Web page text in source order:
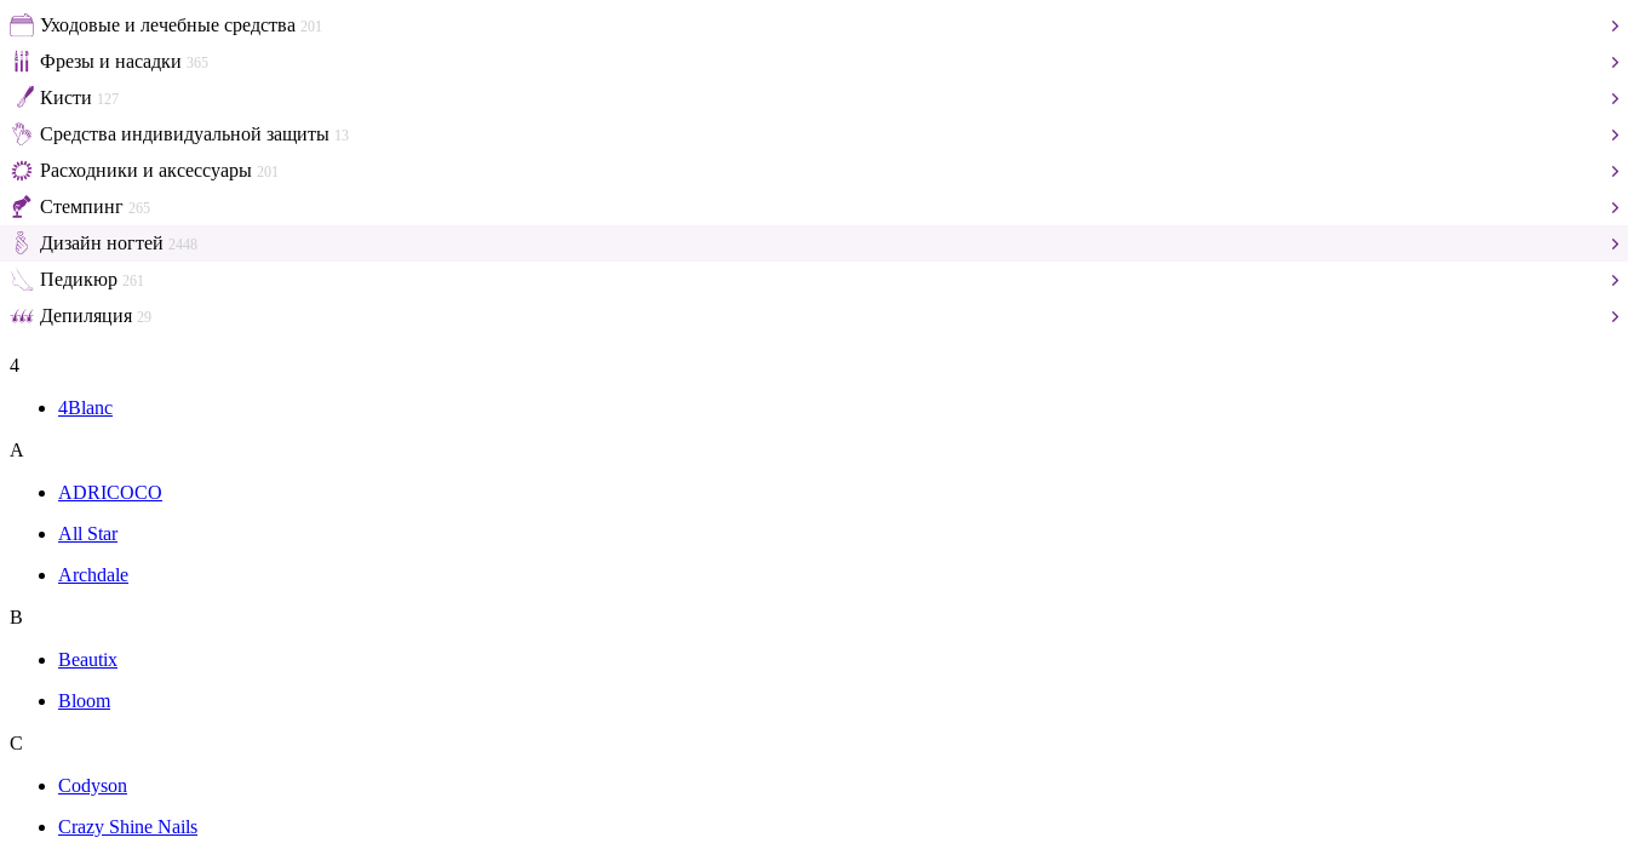
Уходовые и лечебные средства 201
Фрезы и насадки 365
Кисти 127
Средства индивидуальной защиты 13
Расходники и аксессуары 201
Стемпинг 265
Дизайн ногтей 2448
Педикюр 261
Депиляция 29
4
4Blanc
A
ADRICOCO
All Star
Archdale
B
Beautix
Bloom
C
Codyson
Crazy Shine Nails